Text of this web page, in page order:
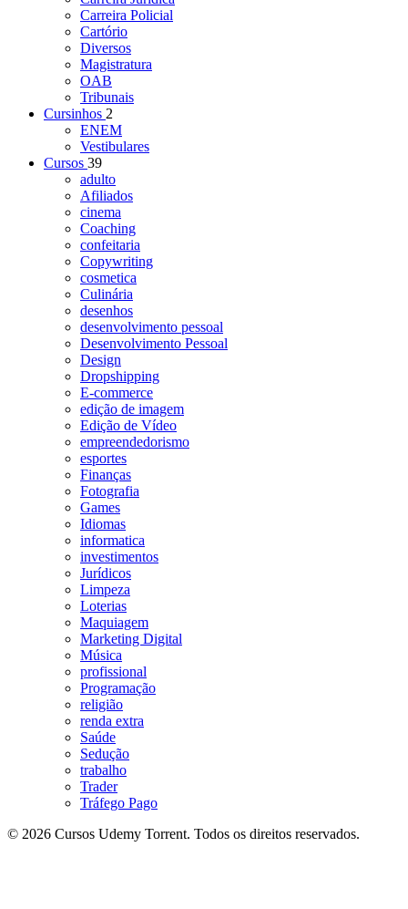
Carreira Policial
Cartório
Diversos
Magistratura
OAB
Tribunais
Cursinhos 2
ENEM
Vestibulares
Cursos 39
adulto
Afiliados
cinema
Coaching
confeitaria
Copywriting
cosmetica
Culinária
desenhos
desenvolvimento pessoal
Desenvolvimento Pessoal
Design
Dropshipping
E-commerce
edição de imagem
Edição de Vídeo
empreendedorismo
esportes
Finanças
Fotografia
Games
Idiomas
informatica
investimentos
Jurídicos
Limpeza
Loterias
Maquiagem
Marketing Digital
Música
profissional
Programação
religião
renda extra
Saúde
Sedução
trabalho
Trader
Tráfego Pago
© 2026 Cursos Udemy Torrent. Todos os direitos reservados.